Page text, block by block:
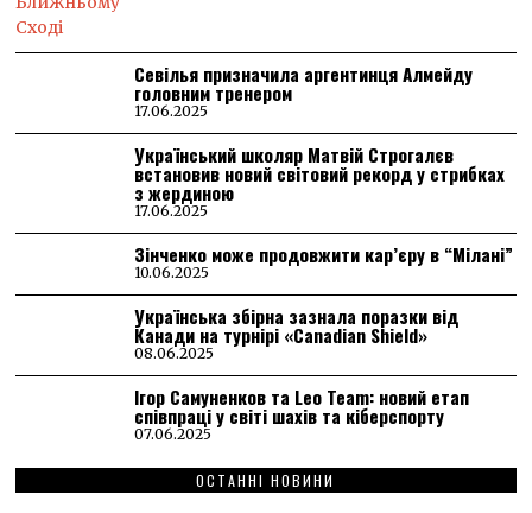
Севілья призначила аргентинця Алмейду
головним тренером
17.06.2025
Український школяр Матвій Строгалєв
встановив новий світовий рекорд у стрибках
з жердиною
17.06.2025
Зінченко може продовжити кар’єру в “Мілані”
10.06.2025
Українська збірна зазнала поразки від
Канади на турнірі «Canadian Shield»
08.06.2025
Ігор Самуненков та Leo Team: новий етап
співпраці у світі шахів та кіберспорту
07.06.2025
ОСТАННІ НОВИНИ